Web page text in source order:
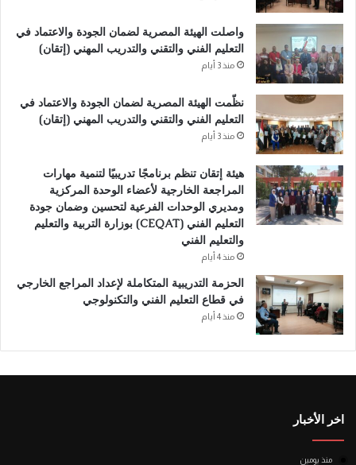
a
i
v
e
:
واصلت الهيئة المصرية لضمان الجودة والاعتماد في
التعليم الفني والتقني والتدريب المهني (إتقان)
منذ 3 أيام
نظّمت الهيئة المصرية لضمان الجودة والاعتماد في
التعليم الفني والتقني والتدريب المهني (إتقان)
منذ 3 أيام
هيئة إتقان تنظم برنامجًا تدريبيًا لتنمية مهارات
المراجعة الخارجية لأعضاء الوحدة المركزية
ومديري الوحدات الفرعية لتحسين وضمان جودة
التعليم الفني (CEQAT) بوزارة التربية والتعليم
والتعليم الفني
منذ 4 أيام
الحزمة التدريبية المتكاملة لإعداد المراجع الخارجي
في قطاع التعليم الفني والتكنولوجي
منذ 4 أيام
اخر الأخبار
منذ يومين